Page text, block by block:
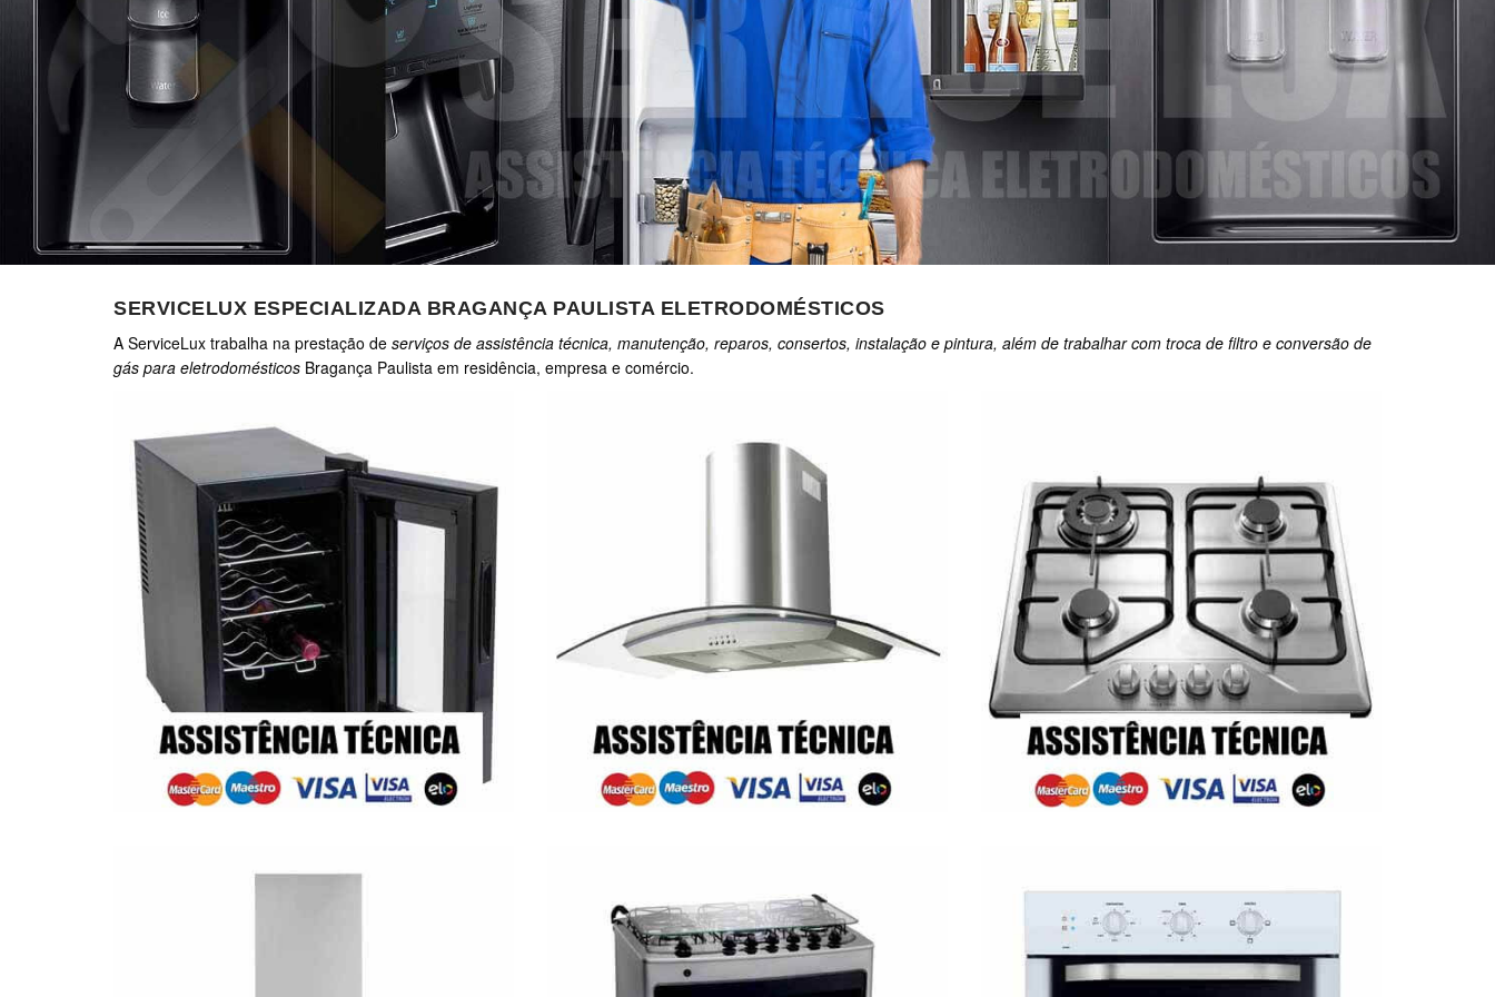
SERVICELUX ESPECIALIZADA BRAGANÇA PAULISTA ELETRODOMÉSTICOS
A ServiceLux trabalha na prestação de serviços de assistência técnica, manutenção, reparos, consertos, instalação e pintura, além de trabalhar com troca de filtro e conversão de
gás para eletrodomésticos Bragança Paulista em residência, empresa e comércio.